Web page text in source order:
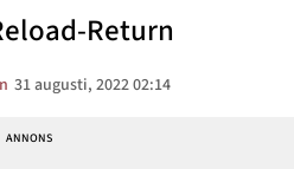
Return
31 augusti, 2022 02:14